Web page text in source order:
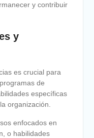
y contribuir
y
es crucial para
de
específicas
organización.
enfocados en
o habilidades